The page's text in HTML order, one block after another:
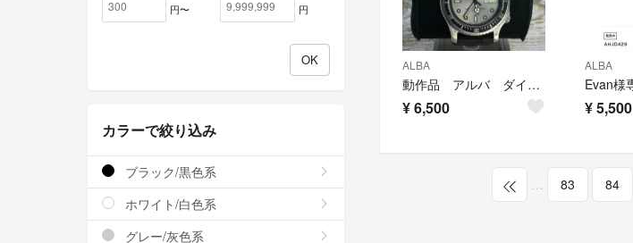
ALBA
動作品 アルバ ダイバー 150MTS 腕時計 セイコー ALBA 定価3万円
¥6,500
ALBA
¥5,500
… 83 84
円〜 円
カラーで絞り込み
ブラック/黒色系
ホワイト/白色系
グレー/灰色系